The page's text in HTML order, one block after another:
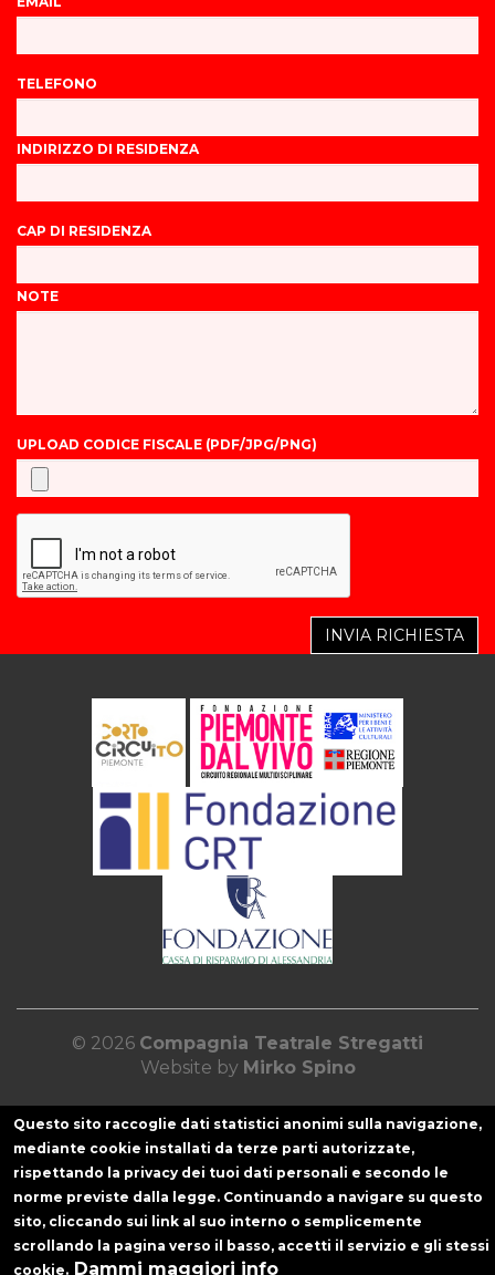
TELEFONO
INDIRIZZO DI RESIDENZA
CAP DI RESIDENZA
NOTE
UPLOAD CODICE FISCALE (PDF/JPG/PNG)
INVIA RICHIESTA
© 2026 Compagnia Teatrale Stregatti
Website by Mirko Spino
Questo sito raccoglie dati statistici anonimi sulla navigazione,
mediante cookie installati da terze parti autorizzate,
rispettando la privacy dei tuoi dati personali e secondo le
norme previste dalla legge. Continuando a navigare su questo
sito, cliccando sui link al suo interno o semplicemente
scrollando la pagina verso il basso, accetti il servizio e gli stessi
cookie. Dammi maggiori info